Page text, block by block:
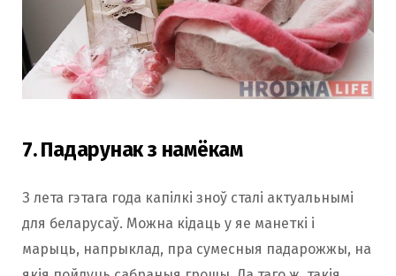
7. Падарунак з намёкам
З лета гэтага года капілкі зноў сталі актуальнымі
для беларусаў. Можна кідаць у яе манеткі і
марыць, напрыклад, пра сумесныя падарожжы, на